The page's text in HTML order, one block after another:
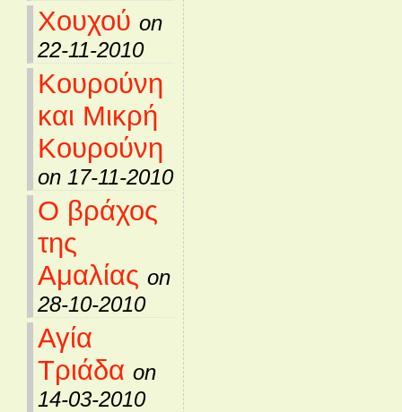
Χουχού on
22-11-2010
Κουρούνη
και Μικρή
Κουρούνη
on 17-11-2010
Ο βράχος
της
Αμαλίας on
28-10-2010
Αγία
Τριάδα on
14-03-2010